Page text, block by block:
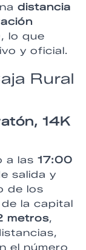
distancia
, lo que
y oficial.
Rural
14K
a las 17:00
salida y
de los
la capital
metros,
el número